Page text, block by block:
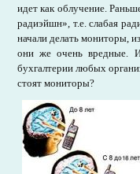
идет как облучение.
радиэйшн», т.е. слабая
начали делать мониторы,
они же очень вредные.
бухгалтерии любых
стоят мониторы?